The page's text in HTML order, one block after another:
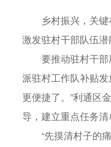
乡村振兴，关键
激发驻村干部队伍
要推动驻村干部
派驻村工作队补贴
更便捷了。”利通区
导，建立重点任务
“先摸清村子的痛